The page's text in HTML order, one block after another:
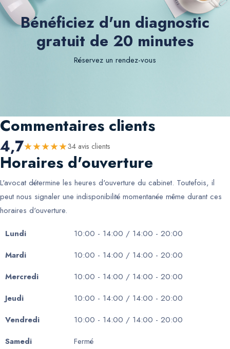
Bénéficiez d'un diagnostic
gratuit de 20 minutes
Réservez un rendez-vous
Commentaires clients
4,7★★★★★34 avis clients
Horaires d'ouverture
L'avocat détermine les heures d'ouverture du cabinet. Toutefois, il
peut nous signaler une indisponibilité momentanée même durant ces
horaires d'ouverture.
Lundi
10:00 - 14:00 / 14:00 - 20:00
Mardi
10:00 - 14:00 / 14:00 - 20:00
Mercredi
10:00 - 14:00 / 14:00 - 20:00
Jeudi
10:00 - 14:00 / 14:00 - 20:00
Vendredi
10:00 - 14:00 / 14:00 - 20:00
Samedi
Fermé